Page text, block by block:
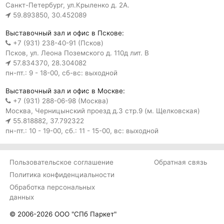
Санкт-Петербург, ул.Крыленко д. 2А.
59.893850, 30.452089
Выставочный зал и офис в Пскове:
+7 (931) 238-40-91 (Псков)
Псков, ул. Леона Поземского д. 110д лит. В
57.834370, 28.304082
пн-пт.: 9 - 18-00, сб-вс: выходной
Выставочный зал и офис в Москве:
+7 (931) 288-06-98 (Москва)
Москва, Черницынский проезд д.3 стр.9 (м. Щелковская)
55.818882, 37.792322
пн-пт.: 10 - 19-00, сб.: 11 - 15-00, вс: выходной
Пользовательское соглашение
Политика конфиденциальности
Обработка персональных
данных
Обратная связь
© 2006-2026 ООО "СПб Паркет"